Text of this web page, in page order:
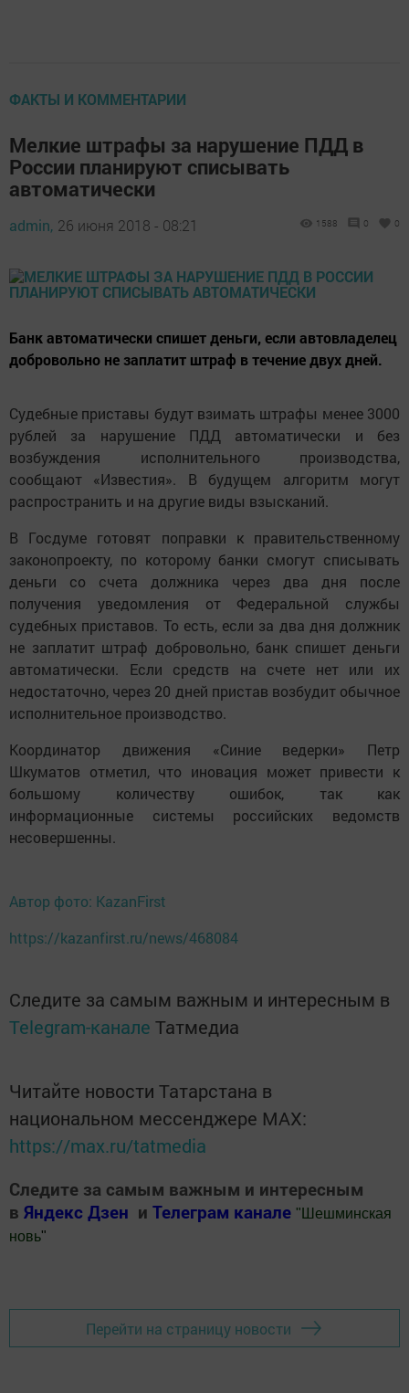
ФАКТЫ И КОММЕНТАРИИ
Мелкие штрафы за нарушение ПДД в
России планируют списывать
автоматически
admin, 26 июня 2018 - 08:21 1588 0 0
Банк автоматически спишет деньги, если автовладелец
добровольно не заплатит штраф в течение двух дней.
Судебные приставы будут взимать штрафы менее 3000
рублей за нарушение ПДД автоматически и без
возбуждения исполнительного производства,
сообщают «Известия». В будущем алгоритм могут
распространить и на другие виды взысканий.
В Госдуме готовят поправки к правительственному
законопроекту, по которому банки смогут списывать
деньги со счета должника через два дня после
получения уведомления от Федеральной службы
судебных приставов. То есть, если за два дня должник
не заплатит штраф добровольно, банк спишет деньги
автоматически. Если средств на счете нет или их
недостаточно, через 20 дней пристав возбудит обычное
исполнительное производство.
Координатор движения «Синие ведерки» Петр
Шкуматов отметил, что иновация может привести к
большому количеству ошибок, так как
информационные системы российских ведомств
несовершенны.
Автор фото: KazanFirst
https://kazanfirst.ru/news/468084
Следите за самым важным и интересным в
Telegram-канале Татмедиа
Читайте новости Татарстана в
национальном мессенджере MАХ:
https://max.ru/tatmedia
Следите за самым важным и интересным
в Яндекс Дзен и Телеграм канале " Шешминская
новь"
Перейти на страницу новости